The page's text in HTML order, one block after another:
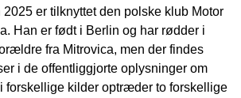
2025 er tilknyttet den polske klub Motor
Han er født i Berlin og har rødder i
fra Mitrovica, men der findes
i de offentliggjorte oplysninger om
forskellige kilder optræder to forskellige